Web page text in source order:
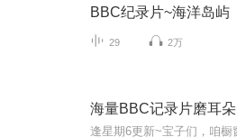
BBC纪录片~海洋岛屿
29 2万
海量BBC记录片磨耳朵